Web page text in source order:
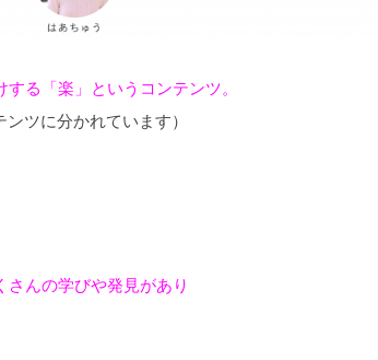
る「楽」というコンテンツ。
ツに分かれています）
んの学びや発見があり